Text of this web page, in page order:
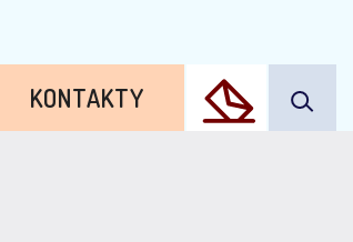
KONTAKTY